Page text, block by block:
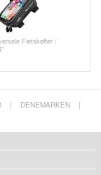
Fietskoffer /
| DENEMARKEN
|